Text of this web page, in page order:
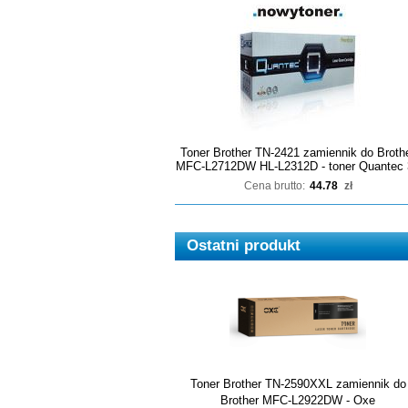
Toner Brother TN-2421 zamiennik do
MFC-L2712DW HL-L2312D - toner Quantec
Cena brutto: 44.78 zł
Ostatni produkt
Toner Brother TN-2590XXL zamiennik do
Brother MFC-L2922DW - Oxe